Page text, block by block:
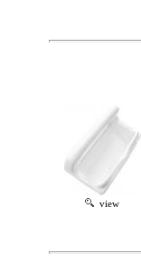
view